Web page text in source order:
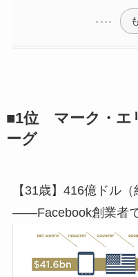
■1位 マーク・エ
ーグ
【31歳】416億ドル（
――Facebook創業者